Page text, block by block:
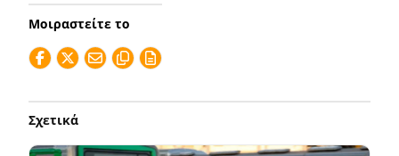
Μοιραστείτε το
Σχετικά